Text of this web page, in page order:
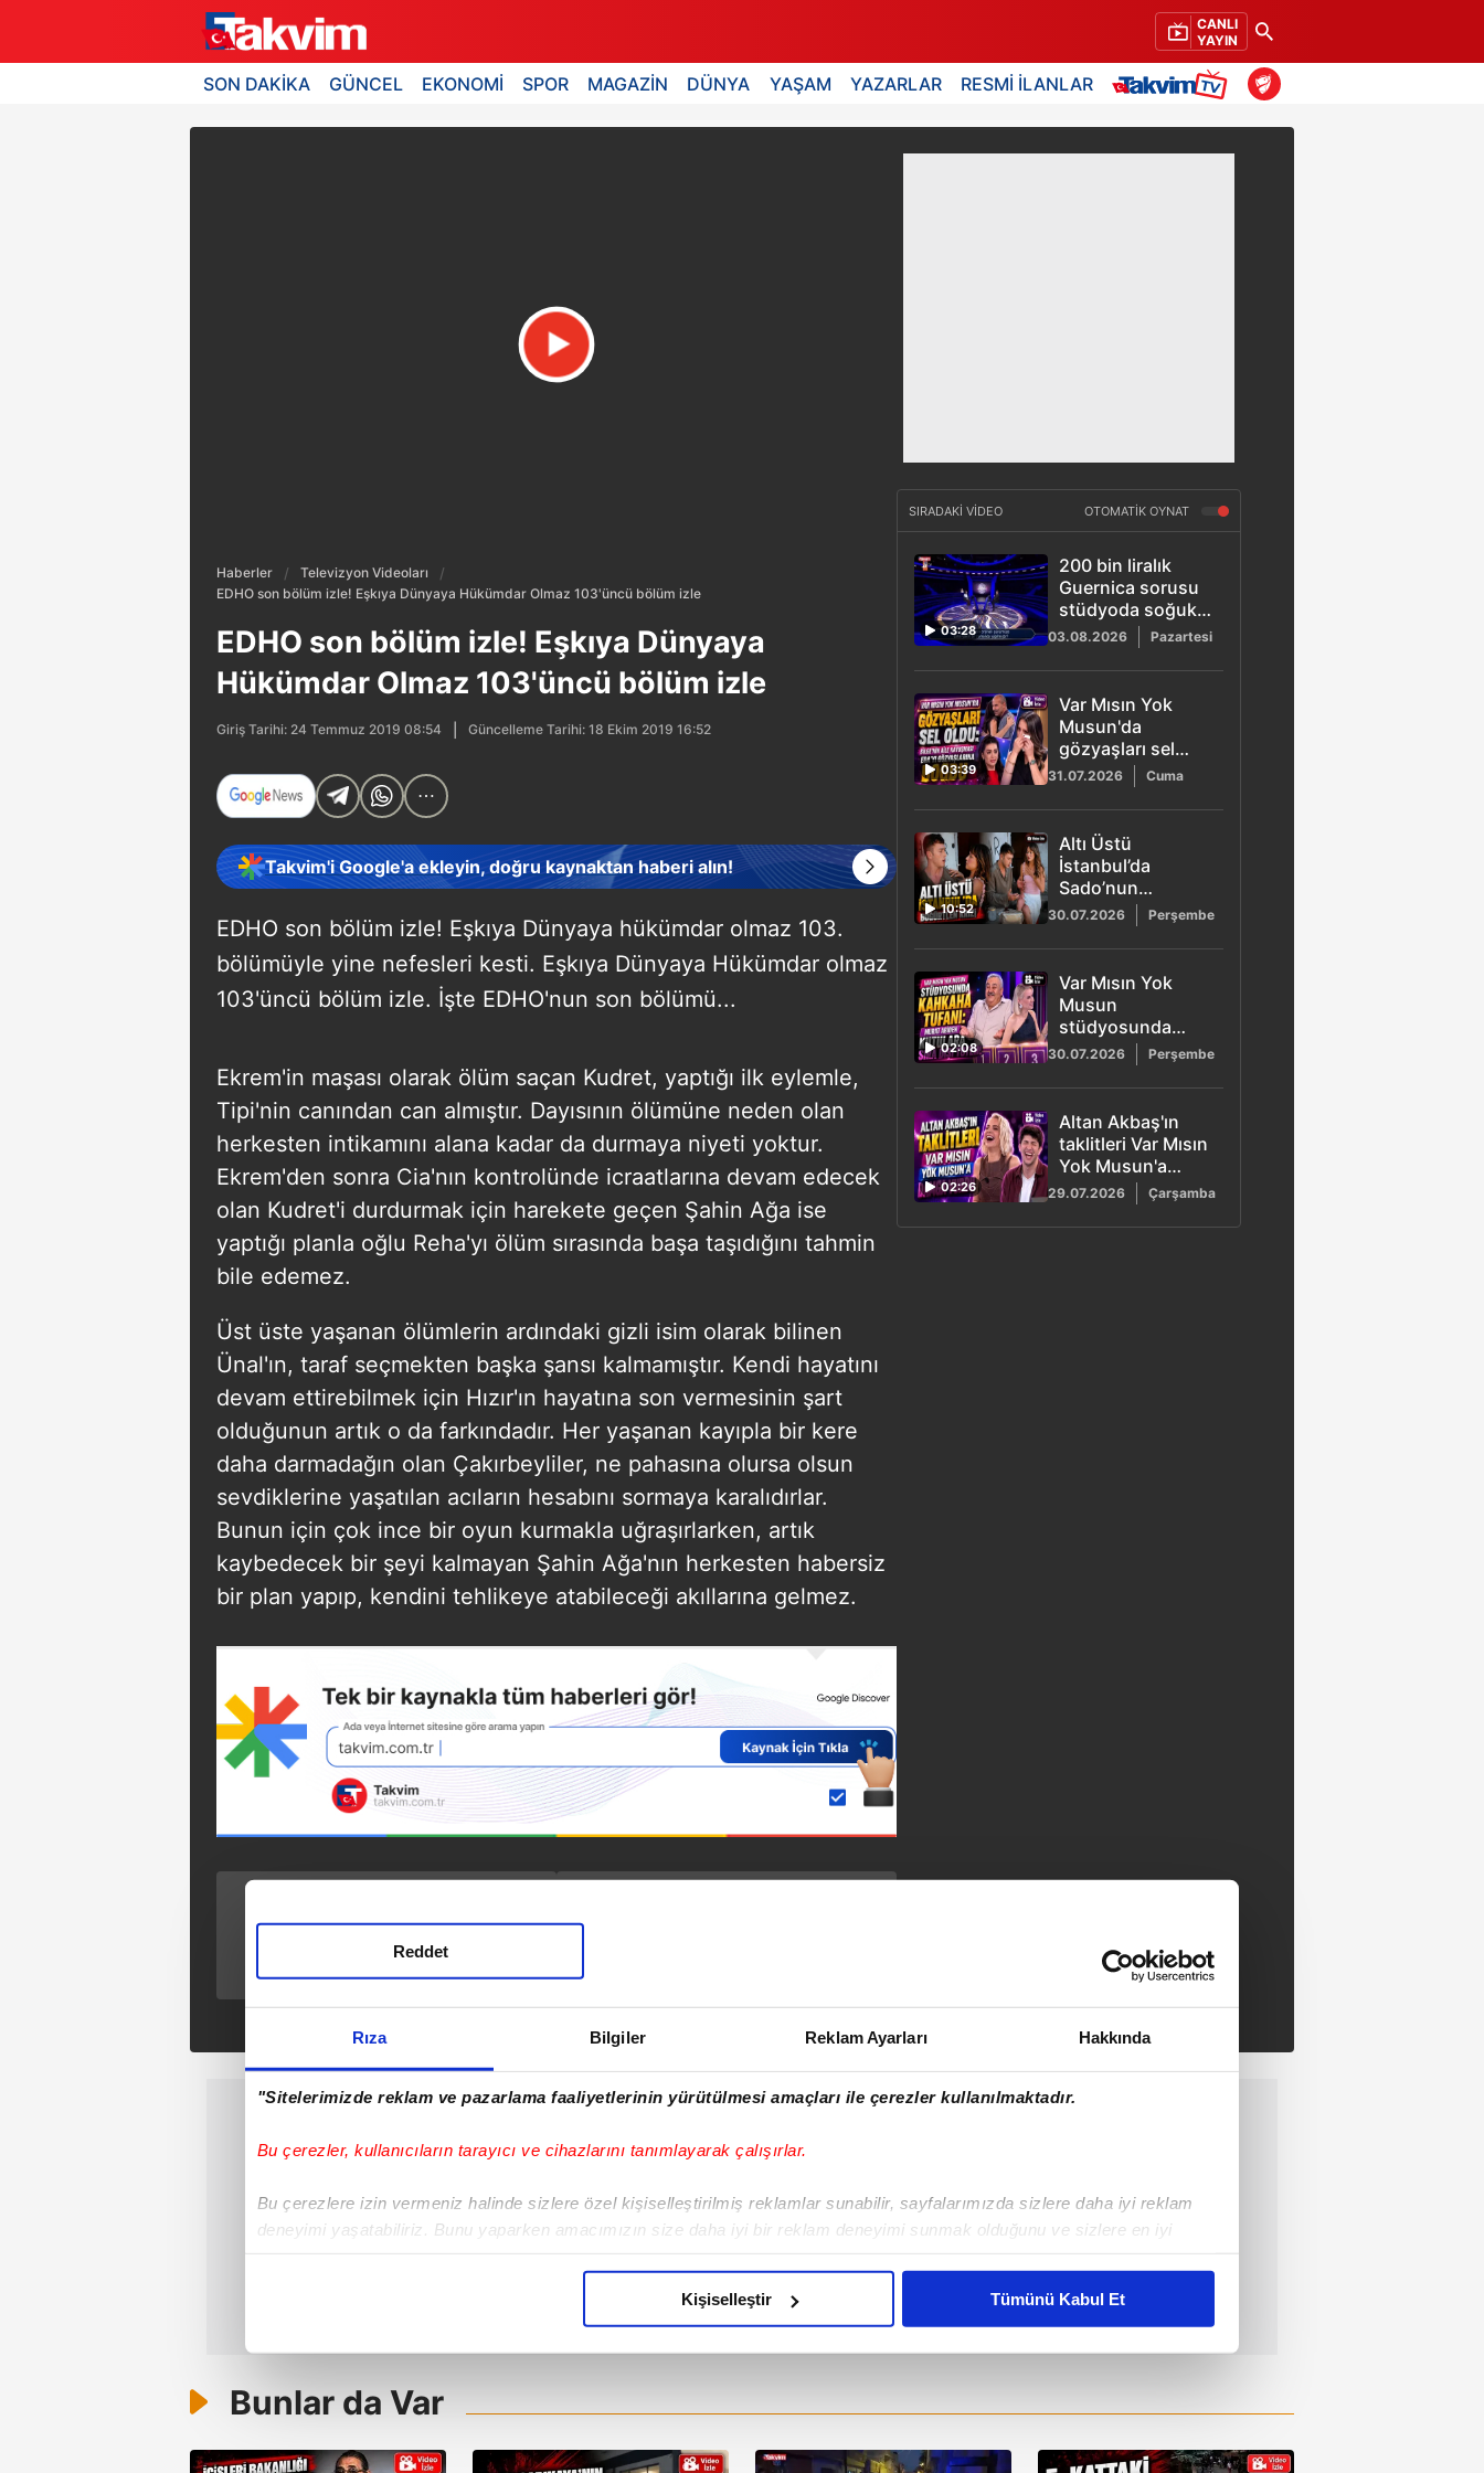
Rıza Bilgiler Reklam Ayarları Hakkında
"Sitelerimizde reklam ve pazarlama faaliyetlerinin yürütülmesi amaçları ile çerezler kullanılmaktadır.
Bu çerezler, kullanıcıların tarayıcı ve cihazlarını tanımlayarak çalışırlar.
Bu çerezlere izin vermeniz halinde sizlere özel kişiselleştirilmiş reklamlar sunabilir, sayfalarımızda sizlere daha iyi reklam
deneyimi yaşatabiliriz. Bunu yaparken amacımızın size daha iyi bir reklam deneyimi sunmak olduğunu ve sizlere en iyi
Sizlere daha iyi bir hizmet sunabilmek için İnternet Sitemizde kendimize ve üçüncü kişilere ait çerezler kullanılmaktadır. Bu
çerezler vasıtasıyla çeşitli kişisel verileriniz işlenmekte olup gerekli olan çerezler bilgi toplumu hizmetlerinin sunulması
reklam/pazarlama faaliyetlerinin yapılması, amaçlarıyla sınırlı olarak açık rızanız dahilinde kullanılacaktır.
Reddet
Kişiselleştir Tümünü Kabul Et
CANLI
YAYIN
SON DAKİKA GÜNCEL EKONOMİ SPOR MAGAZİN DÜNYA YAŞAM YAZARLAR RESMİ İLANLAR
Haberler
Televizyon Videoları
EDHO son bölüm izle! Eşkıya Dünyaya Hükümdar Olmaz 103'üncü bölüm izle
EDHO son bölüm izle! Eşkıya Dünyaya
Hükümdar Olmaz 103'üncü bölüm izle
Giriş Tarihi: 24 Temmuz 2019 08:54 Güncelleme Tarihi: 18 Ekim 2019 16:52
Takvim'i Google'a ekleyin, doğru kaynaktan haberi alın!
EDHO son bölüm izle! Eşkıya Dünyaya hükümdar olmaz 103.
bölümüyle yine nefesleri kesti. Eşkıya Dünyaya Hükümdar olmaz
103'üncü bölüm izle. İşte EDHO'nun son bölümü...
Ekrem'in maşası olarak ölüm saçan Kudret, yaptığı ilk eylemle,
Tipi'nin canından can almıştır. Dayısının ölümüne neden olan
herkesten intikamını alana kadar da durmaya niyeti yoktur.
Ekrem'den sonra Cia'nın kontrolünde icraatlarına devam edecek
olan Kudret'i durdurmak için harekete geçen Şahin Ağa ise
yaptığı planla oğlu Reha'yı ölüm sırasında başa taşıdığını tahmin
bile edemez.
Üst üste yaşanan ölümlerin ardındaki gizli isim olarak bilinen
Ünal'ın, taraf seçmekten başka şansı kalmamıştır. Kendi hayatını
devam ettirebilmek için Hızır'ın hayatına son vermesinin şart
olduğunun artık o da farkındadır. Her yaşanan kayıpla bir kere
daha darmadağın olan Çakırbeyliler, ne pahasına olursa olsun
sevdiklerine yaşatılan acıların hesabını sormaya karalıdırlar.
Bunun için çok ince bir oyun kurmakla uğraşırlarken, artık
kaybedecek bir şeyi kalmayan Şahin Ağa'nın herkesten habersiz
bir plan yapıp, kendini tehlikeye atabileceği akıllarına gelmez.
kaç TL oldu? İşte
MAAŞLAR...
Eşkıya Dünyaya
Hükümdar Olmaz
123. bölüm fragman
izle | EDHO fragman
SIRADAKİ VİDEO OTOMATİK OYNAT
03:28
200 bin liralık
Guernica sorusu
stüdyoda soğuk
rüzgarlar estirdi
03.08.2026 Pazartesi
03:39
Var Mısın Yok
Musun'da
gözyaşları sel
oldu: Eda vefat
eden babasını
hatırlayınca ağladı
31.07.2026 Cuma
10:52
Altı Üstü
İstanbul’da
Sado’nun
böğürtlen ikramı
az kalsın Alina’yı
hayatından
ediyordu
30.07.2026 Perşembe
02:08
Var Mısın Yok
Musun
stüdyosunda
kahkaha tufanı:
Murat Abi'den
kutulara sıra dışı
totem
30.07.2026 Perşembe
02:26
Altan Akbaş'ın
taklitleri Var Mısın
Yok Musun'a
damga vurdu
29.07.2026 Çarşamba
Bunlar da Var